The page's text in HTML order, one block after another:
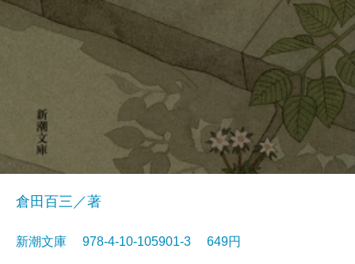
倉田百三／著
新潮文庫 978-4-10-105901-3 649円